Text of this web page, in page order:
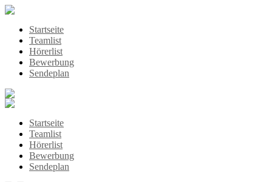
Startseite
Teamlist
Hörerlist
Bewerbung
Sendeplan
Startseite
Teamlist
Hörerlist
Bewerbung
Sendeplan